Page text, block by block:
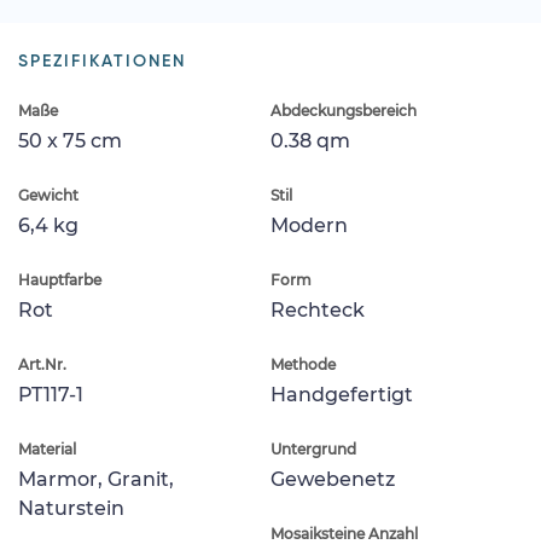
SPEZIFIKATIONEN
Maße
50 x 75 cm
Abdeckungsbereich
0.38 qm
Gewicht
6,4 kg
Stil
Modern
Hauptfarbe
Rot
Form
Rechteck
Art.Nr.
PT117-1
Methode
Handgefertigt
Material
Marmor, Granit,
Naturstein
Untergrund
Gewebenetz
Mosaiksteine Anzahl